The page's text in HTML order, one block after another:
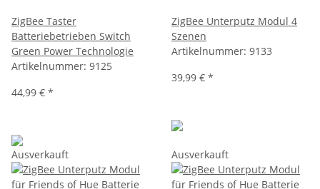
ZigBee Taster
Batteriebetrieben Switch
Green Power Technologie
Artikelnummer: 9125
44,99 € *
ZigBee Unterputz Modul 4
Szenen
Artikelnummer: 9133
39,99 € *
Ausverkauft Ausverkauft